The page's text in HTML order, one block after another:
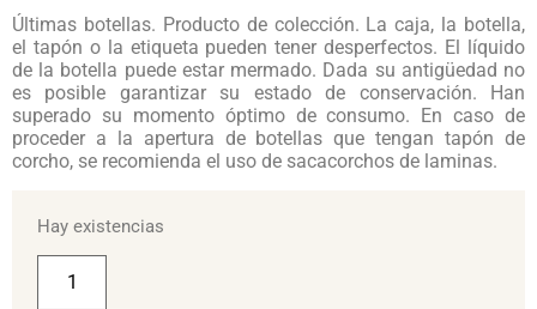
Últimas botellas. Producto de colección. La caja, la botella,
el tapón o la etiqueta pueden tener desperfectos. El líquido
de la botella puede estar mermado. Dada su antigüedad no
es posible garantizar su estado de conservación. Han
superado su momento óptimo de consumo. En caso de
proceder a la apertura de botellas que tengan tapón de
corcho, se recomienda el uso de sacacorchos de laminas.
Hay existencias